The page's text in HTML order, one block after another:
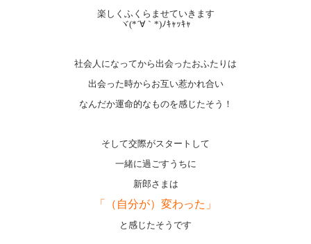
楽しくふくらませていきます
ヾ(*´∀｀*)ﾉｷｬｯｷｬ
社会人になってから出会ったおふたりは
出会った時からお互い惹かれ合い
なんだか運命的なものを感じたそう！
そして交際がスタートして
一緒に過ごすうちに
新郎さまは
「（自分が）変わった」
と感じたそうです